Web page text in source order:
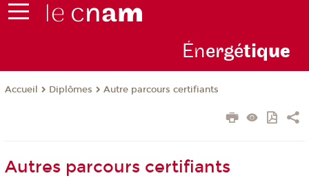
Énergétique
Accueil Diplômes Autre parcours certifiants
Autres parcours certifiants